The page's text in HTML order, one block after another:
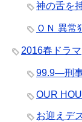
神の舌を
ＯＮ 異常
2016春ドラマ
99.9―刑
OUR
お迎えデス